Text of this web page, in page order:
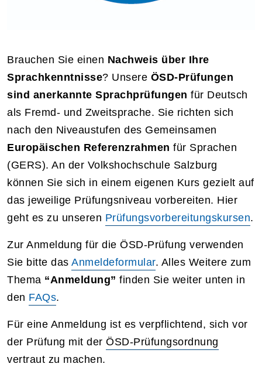
Brauchen Sie einen Nachweis über Ihre
Sprachkenntnisse? Unsere ÖSD-Prüfungen
sind anerkannte Sprachprüfungen für Deutsch
als Fremd- und Zweitsprache. Sie richten sich
nach den Niveaustufen des Gemeinsamen
Europäischen Referenzrahmen für Sprachen
(GERS). An der Volkshochschule Salzburg
können Sie sich in einem eigenen Kurs gezielt auf
das jeweilige Prüfungsniveau vorbereiten. Hier
geht es zu unseren Prüfungsvorbereitungskursen.
Zur Anmeldung für die ÖSD-Prüfung verwenden
Sie bitte das Anmeldeformular. Alles Weitere zum
Thema “Anmeldung” finden Sie weiter unten in
den FAQs.
Für eine Anmeldung ist es verpflichtend, sich vor
der Prüfung mit der ÖSD-Prüfungsordnung
vertraut zu machen.